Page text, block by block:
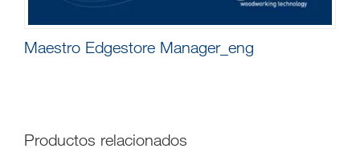
Maestro Edgestore Manager_eng
Productos relacionados